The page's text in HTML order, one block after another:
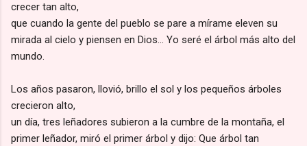
crecer tan alto,
que cuando la gente del pueblo se pare a mírame eleven su
mirada al cielo y piensen en Dios… Yo seré el árbol más alto del
mundo.
Los años pasaron, llovió, brillo el sol y los pequeños árboles
crecieron alto,
un día, tres leñadores subieron a la cumbre de la montaña, el
primer leñador, miró el primer árbol y dijo: Que árbol tan